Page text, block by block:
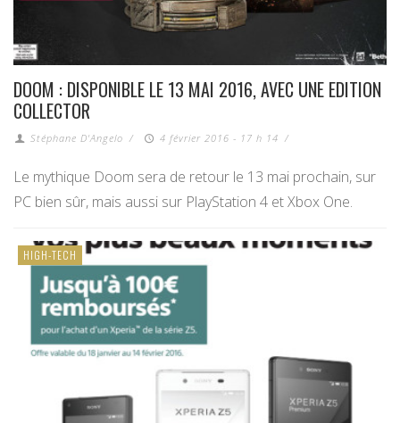
DOOM : DISPONIBLE LE 13 MAI 2016, AVEC UNE EDITION
COLLECTOR
Stéphane D'Angelo / 4 février 2016 - 17 h 14 /
Le mythique Doom sera de retour le 13 mai prochain, sur
PC bien sûr, mais aussi sur PlayStation 4 et Xbox One.
HIGH-TECH